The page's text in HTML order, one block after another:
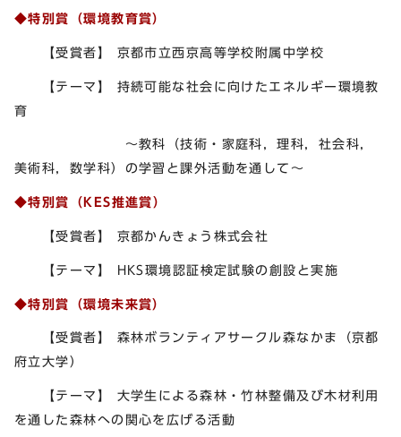
◆特別賞（環境教育賞）
【受賞者】 京都市立西京高等学校附属中学校
【テーマ】 持続可能な社会に向けたエネルギー環境教
育
～教科（技術・家庭科，理科，社会科，
美術科，数学科）の学習と課外活動を通して～
◆特別賞（KES推進賞）
【受賞者】 京都かんきょう株式会社
【テーマ】 HKS環境認証検定試験の創設と実施
◆特別賞（環境未来賞）
【受賞者】 森林ボランティアサークル森なかま（京都
府立大学）
【テーマ】 大学生による森林・竹林整備及び木材利用
を通した森林への関心を広げる活動